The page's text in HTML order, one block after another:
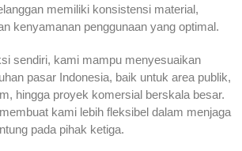
memiliki konsistensi material,
kenyamanan penggunaan yang optimal.
sendiri, kami mampu menyesuaikan
pasar Indonesia, baik untuk area publik,
hingga proyek komersial berskala besar.
kami lebih fleksibel dalam menjaga
pada pihak ketiga.